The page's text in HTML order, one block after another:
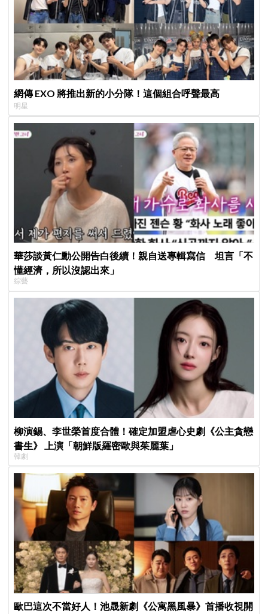
網傳 EXO 將推出新的小分隊！這個組合呼聲最高
明星
華莎談黃仁勳公開告白後續！親自送專輯寫信 坦言「不
懂經濟，所以沒認出來」
綜藝
柳演錫、李世榮首度合體！確定加盟虐心史劇《公主貪戀
書生》 上演「朝鮮版羅密歐與茱麗葉」
韓劇
歐巴這次不當好人！池晟新劇《公寓黑風暴》首播收視開